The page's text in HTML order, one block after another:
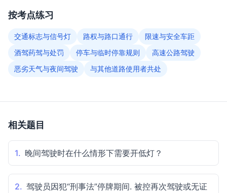
按考点练习
交通标志与信号灯 路权与路口通行
限速与安全车距
酒驾药驾与处罚
停车与临时停靠规则
高速公路驾驶
恶劣天气与夜间驾驶
与其他道路使用者共处
相关题目
1. 晚间驾驶时在什么情形下需要开低灯？
2. 驾驶员因犯“刑事法”停牌期间. 被控再次驾驶或无证